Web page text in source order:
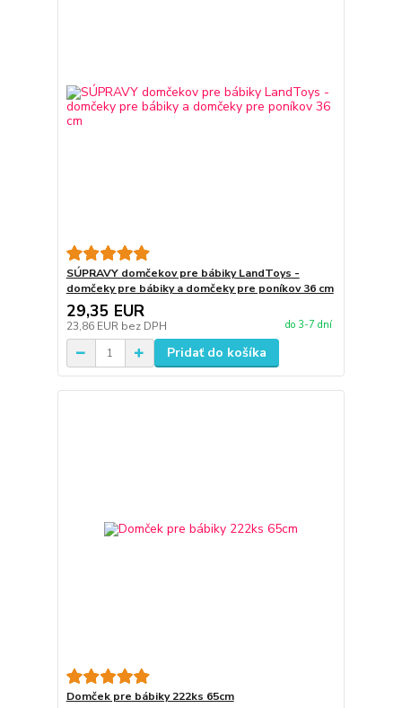
SÚPRAVY domčekov pre bábiky LandToys -
domčeky pre bábiky a domčeky pre poníkov 36 cm
29,35 EUR
23,86 EUR bez DPH do 3-7 dní
Pridať do košíka
Domček pre bábiky 222ks 65cm